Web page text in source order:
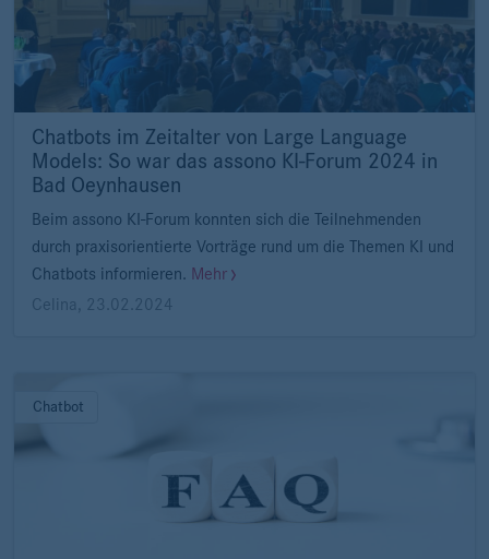
Chatbots im Zeitalter von Large Language
Models: So war das assono KI-Forum 2024 in
Bad Oeynhausen
Beim assono KI-Forum konnten sich die Teilnehmenden
durch praxisorientierte Vorträge rund um die Themen KI und
Chatbots informieren. Mehr
Celina, 23.02.2024
Chatbot